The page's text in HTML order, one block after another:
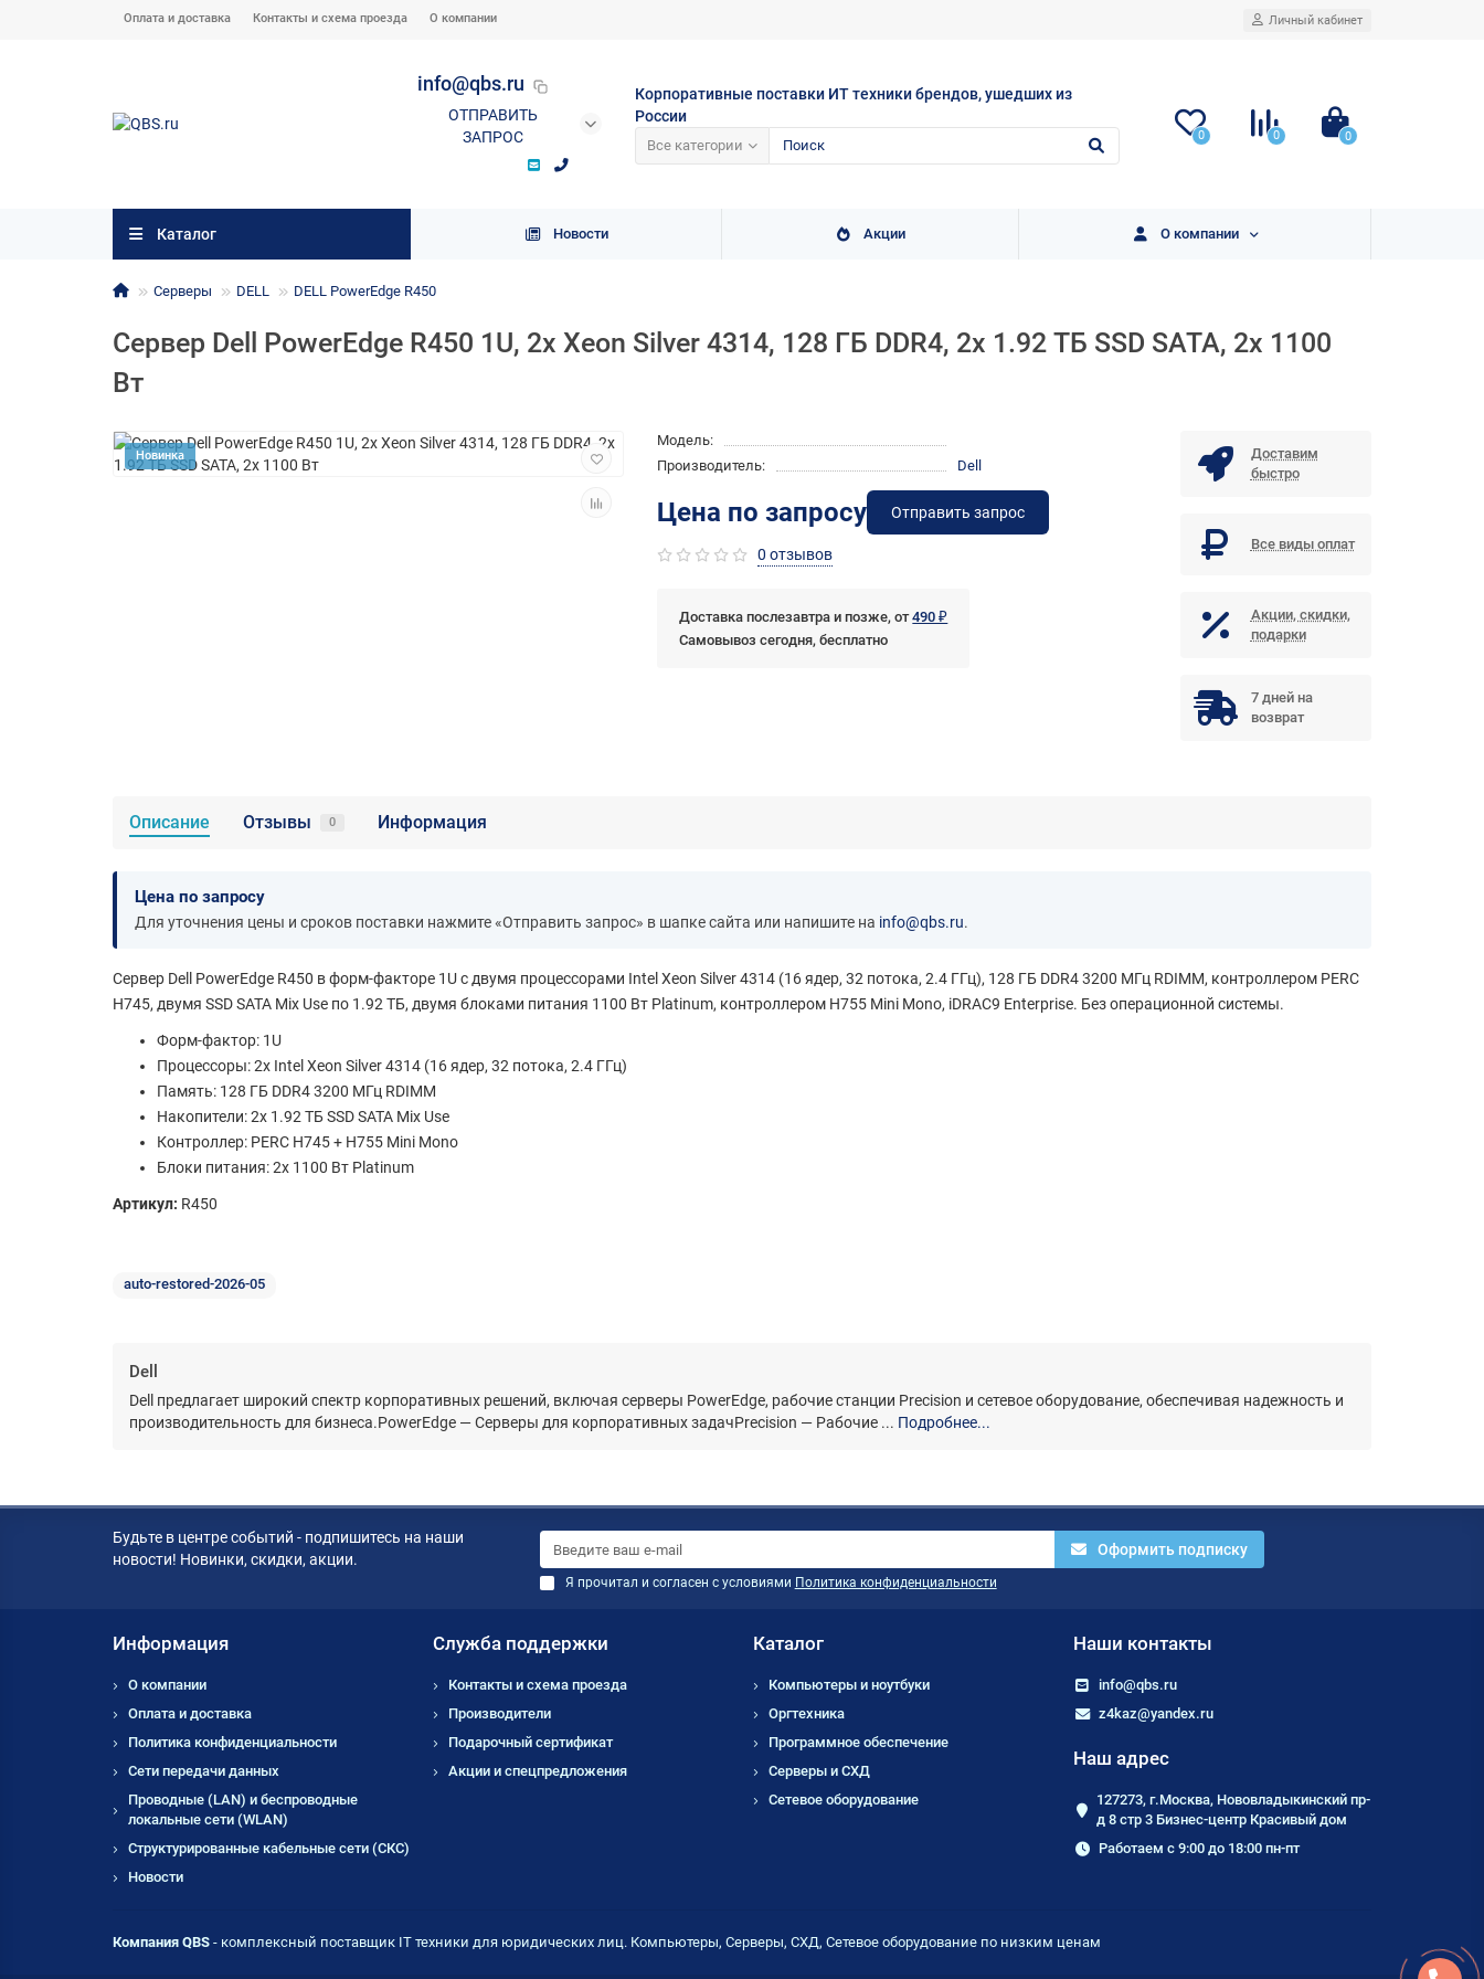
Оплата и доставка Контакты и схема проезда О компании Личный кабинет
Корпоративные поставки ИТ техники брендов, ушедших из
России
Все категории
info@qbs.ru
ОТПРАВИТЬ
ЗАПРОС
0 0 0
Каталог Новости Акции О компании
Серверы DELL DELL PowerEdge R450
Сервер Dell PowerEdge R450 1U, 2x Xeon Silver 4314, 128 ГБ DDR4, 2x 1.92 ТБ SSD SATA, 2x 1100
Вт
Новинка
Модель:
Производитель:
Dell
Цена по запросу Отправить запрос
0 отзывов
Доставка послезавтра и позже, от490 ₽
Самовывоз сегодня, бесплатно
Доставим
быстро
Все виды оплат
Акции, скидки,
подарки
7 дней на
возврат
Описание Отзывы 0 Информация
Цена по запросу
Для уточнения цены и сроков поставки нажмите «Отправить запрос» в шапке сайта или напишите на info@qbs.ru.
Сервер Dell PowerEdge R450 в форм-факторе 1U с двумя процессорами Intel Xeon Silver 4314 (16 ядер, 32 потока, 2.4 ГГц), 128 ГБ DDR4 3200 МГц RDIMM, контроллером PERC
H745, двумя SSD SATA Mix Use по 1.92 ТБ, двумя блоками питания 1100 Вт Platinum, контроллером H755 Mini Mono, iDRAC9 Enterprise. Без операционной системы.
Форм-фактор: 1U
Процессоры: 2x Intel Xeon Silver 4314 (16 ядер, 32 потока, 2.4 ГГц)
Память: 128 ГБ DDR4 3200 МГц RDIMM
Накопители: 2x 1.92 ТБ SSD SATA Mix Use
Контроллер: PERC H745 + H755 Mini Mono
Блоки питания: 2x 1100 Вт Platinum
Артикул: R450
auto-restored-2026-05
Dell
Dell предлагает широкий спектр корпоративных решений, включая серверы PowerEdge, рабочие станции Precision и сетевое оборудование, обеспечивая надежность и
производительность для бизнеса.PowerEdge — Серверы для корпоративных задачPrecision — Рабочие ... Подробнее...
Будьте в центре событий - подпишитесь на наши
новости! Новинки, скидки, акции.
Оформить подписку
Я прочитал и согласен с условиями Политика конфиденциальности
Информация
О компании
Оплата и доставка
Политика конфиденциальности
Сети передачи данных
Проводные (LAN) и беспроводные
локальные сети (WLAN)
Структурированные кабельные сети (СКС)
Новости
Служба поддержки
Контакты и схема проезда
Производители
Подарочный сертификат
Акции и спецпредложения
Каталог
Компьютеры и ноутбуки
Оргтехника
Программное обеспечение
Серверы и СХД
Сетевое оборудование
Наши контакты
info@qbs.ru
z4kaz@yandex.ru
Наш адрес
127273, г.Москва, Нововладыкинский пр-
д 8 стр 3 Бизнес-центр Красивый дом
Работаем с 9:00 до 18:00 пн-пт
Компания QBS - комплексный поставщик IT техники для юридических лиц. Компьютеры, Серверы, СХД, Сетевое оборудование по низким ценам